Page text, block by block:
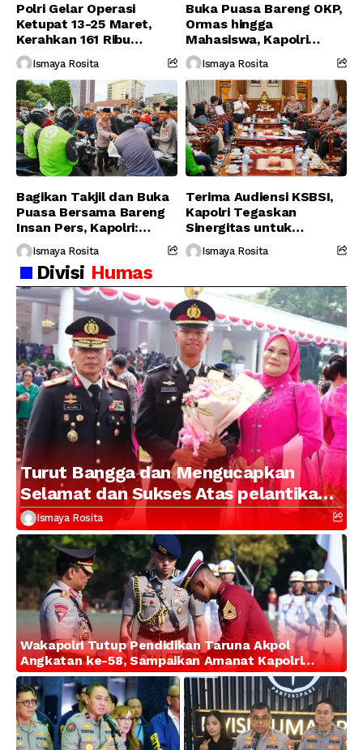
Polri Gelar Operasi
Ketupat 13-25 Maret,
Kerahkan 161 Ribu
Personel Gabungan
Ismaya Rosita
Buka Puasa Bareng OKP,
Ormas hingga
Mahasiswa, Kapolri
Serukan Jaga
Persatuan-Dukung
Program Pemerintah
Ismaya Rosita
Bagikan Takjil dan Buka
Puasa Bersama Bareng
Insan Pers, Kapolri:
Suara Media Suara
Publik
Ismaya Rosita
Terima Audiensi KSBSI,
Kapolri Tegaskan
Sinergitas untuk
Perjuangkan Hak Buruh
Ismaya Rosita
Divisi Humas
Turut Bangga dan Mengucapkan
Selamat dan Sukses Atas pelantikan
Putra Brigjen Pol Drs, A.M Kamal.
Sebagai Perwira Polri Lulusan AKPOL
2026
Ismaya Rosita
Wakapolri Tutup Pendidikan Taruna Akpol
Angkatan ke-58, Sampaikan Amanat Kapolri
kepada 282 Capaja